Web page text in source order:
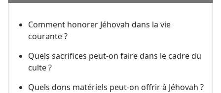
Comment honorer Jéhovah dans la vie
courante ?
Quels sacrifices peut-​on faire dans le cadre du
culte ?
Quels dons matériels peut-​on offrir à Jéhovah ?